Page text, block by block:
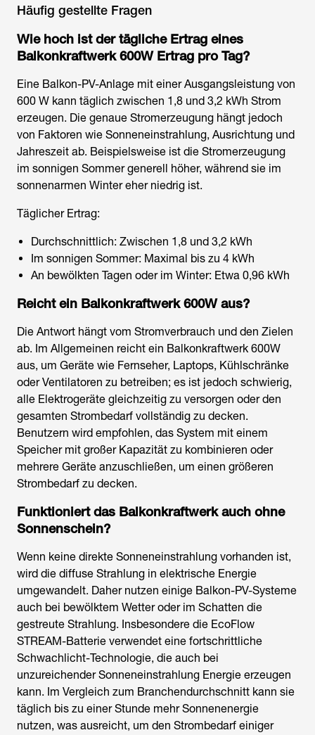
Häufig gestellte Fragen
Wie hoch ist der tägliche Ertrag eines
Balkonkraftwerk 600W Ertrag pro Tag?
Eine Balkon-PV-Anlage mit einer Ausgangsleistung von
600 W kann täglich zwischen 1,8 und 3,2 kWh Strom
erzeugen. Die genaue Stromerzeugung hängt jedoch
von Faktoren wie Sonneneinstrahlung, Ausrichtung und
Jahreszeit ab. Beispielsweise ist die Stromerzeugung
im sonnigen Sommer generell höher, während sie im
sonnenarmen Winter eher niedrig ist.
Täglicher Ertrag:
Durchschnittlich: Zwischen 1,8 und 3,2 kWh
Im sonnigen Sommer: Maximal bis zu 4 kWh
An bewölkten Tagen oder im Winter: Etwa 0,96 kWh
Reicht ein Balkonkraftwerk 600W aus?
Die Antwort hängt vom Stromverbrauch und den Zielen
ab. Im Allgemeinen reicht ein Balkonkraftwerk 600W
aus, um Geräte wie Fernseher, Laptops, Kühlschränke
oder Ventilatoren zu betreiben; es ist jedoch schwierig,
alle Elektrogeräte gleichzeitig zu versorgen oder den
gesamten Strombedarf vollständig zu decken.
Benutzern wird empfohlen, das System mit einem
Speicher mit großer Kapazität zu kombinieren oder
mehrere Geräte anzuschließen, um einen größeren
Strombedarf zu decken.
Funktioniert das Balkonkraftwerk auch ohne
Sonnenschein?
Wenn keine direkte Sonneneinstrahlung vorhanden ist,
wird die diffuse Strahlung in elektrische Energie
umgewandelt. Daher nutzen einige Balkon-PV-Systeme
auch bei bewölktem Wetter oder im Schatten die
gestreute Strahlung. Insbesondere die EcoFlow
STREAM-Batterie verwendet eine fortschrittliche
Schwachlicht-Technologie, die auch bei
unzureichender Sonneneinstrahlung Energie erzeugen
kann. Im Vergleich zum Branchendurchschnitt kann sie
täglich bis zu einer Stunde mehr Sonnenenergie
nutzen, was ausreicht, um den Strombedarf einiger